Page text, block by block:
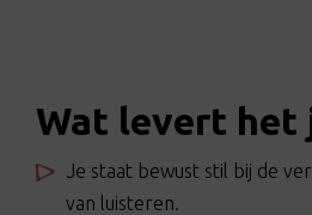
Wat levert het
Je staat bewust stil bij de
van luisteren.